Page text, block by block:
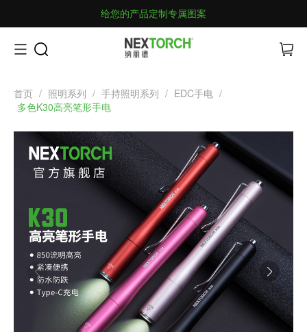
给您的产品定制专属图案
首页 / 照明系列 / 手持照明系列 / EDC手电 /
多色K30高亮笔形手电